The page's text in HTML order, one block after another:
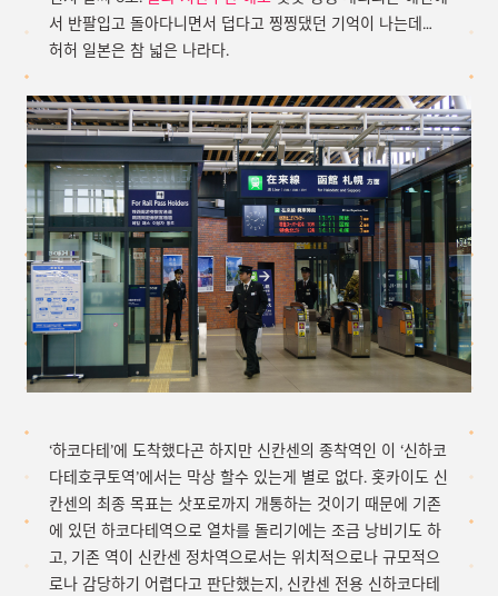
서 반팔입고 돌아다니면서 덥다고 찡찡댔던 기억이 나는데…
허허 일본은 참 넓은 나라다.
‘하코다테’에 도착했다곤 하지만 신칸센의 종착역인 이 ‘신하코
다테호쿠토역’에서는 막상 할수 있는게 별로 없다. 홋카이도 신
칸센의 최종 목표는 삿포로까지 개통하는 것이기 때문에 기존
에 있던 하코다테역으로 열차를 돌리기에는 조금 낭비기도 하
고, 기존 역이 신칸센 정차역으로서는 위치적으로나 규모적으
로나 감당하기 어렵다고 판단했는지, 신칸센 전용 신하코다테